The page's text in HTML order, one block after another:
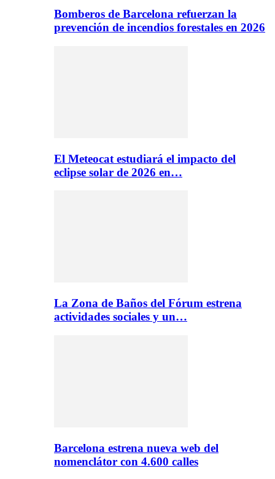
Bomberos de Barcelona refuerzan la
prevención de incendios forestales en 2026
El Meteocat estudiará el impacto del
eclipse solar de 2026 en…
La Zona de Baños del Fórum estrena
actividades sociales y un…
Barcelona estrena nueva web del
nomenclátor con 4.600 calles